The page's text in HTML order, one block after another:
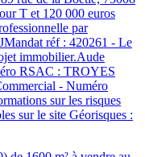
T et 120 000 euros
par
réf : 420261 - Le
immobilier.Aude
RSAC : TROYES
- Numéro
sur les risques
sur le site Géorisques :